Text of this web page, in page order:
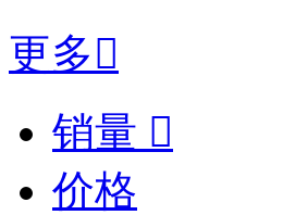
更多
销量 
价格